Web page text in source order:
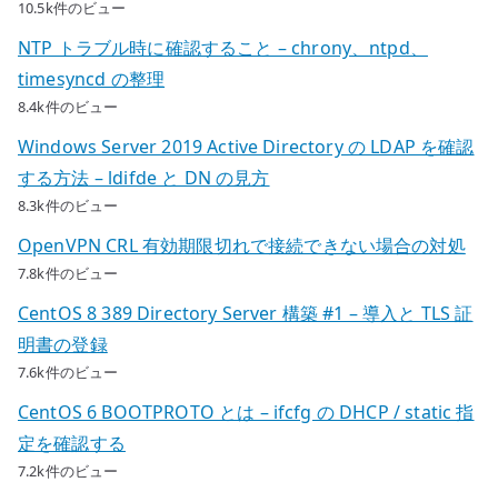
10.5k件のビュー
NTP トラブル時に確認すること – chrony、ntpd、
timesyncd の整理
8.4k件のビュー
Windows Server 2019 Active Directory の LDAP を確認
する方法 – ldifde と DN の見方
8.3k件のビュー
OpenVPN CRL 有効期限切れで接続できない場合の対処
7.8k件のビュー
CentOS 8 389 Directory Server 構築 #1 – 導入と TLS 証
明書の登録
7.6k件のビュー
CentOS 6 BOOTPROTO とは – ifcfg の DHCP / static 指
定を確認する
7.2k件のビュー